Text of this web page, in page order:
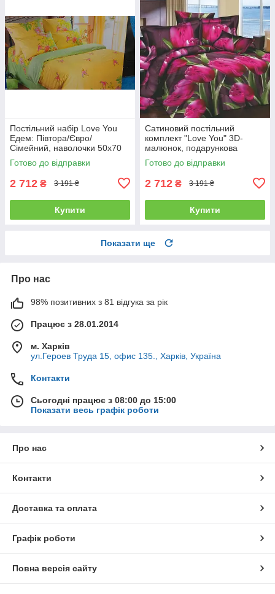
Постільний набір Love You
Едем: Півтора/Євро/
Сімейний, наволочки 50x70
полуторний
Готово до відправки
2 712 ₴ 3 191 ₴
Купити
Сатиновий постільний
комплект "Love You" 3D-
малюнок, подарункова
упаковка полуторний
Готово до відправки
2 712 ₴ 3 191 ₴
Купити
Показати ще
Про нас
98% позитивних з 81 відгука за рік
Працює з 28.01.2014
м. Харків
ул.Героев Труда 15, офис 135., Харків, Україна
Контакти
Сьогодні працює з 08:00 до 15:00
Показати весь графік роботи
Про нас
Контакти
Доставка та оплата
Графік роботи
Повна версія сайту